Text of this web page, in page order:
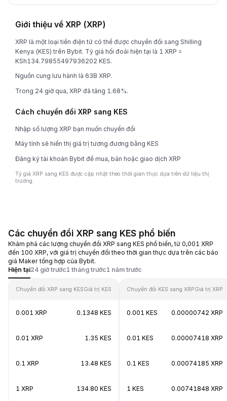
Giới thiệu về XRP (XRP)
XRP là một loại tiền điện tử có thể được chuyển đổi sang Shilling
Kenya (KES) trên Bybit. Tỷ giá hối đoái hiện tại là 1 XRP =
KSh134.79855497936202 KES.
Nguồn cung lưu hành là 63B XRP.
Trong 24 giờ qua, XRP đã tăng 1.68%.
Cách chuyển đổi XRP sang KES
Nhập số lượng XRP bạn muốn chuyển đổi
Máy tính sẽ hiển thị giá trị tương đương bằng KES
Đăng ký tài khoản Bybit để mua, bán hoặc giao dịch XRP
Tỷ giá XRP sang KES được cập nhật theo thời gian thực dựa trên dữ liệu thị
trường.
Các chuyển đổi XRP sang KES phổ biến
Khám phá các lượng chuyển đổi XRP sang KES phổ biến, từ 0,001 XRP
đến 100 XRP, với giá trị chuyển đổi theo thời gian thực dựa trên các báo
giá Maker tổng hợp của Bybit.
Hiện tại24 giờ trước1 tháng trước1 năm trước
Chuyển đổi XRP sang KESGiá trị KES
0.001 XRP 0.1348 KES
0.01 XRP 1.35 KES
0.1 XRP 13.48 KES
1 XRP 134.80 KES
Chuyển đổi KES sang XRPGiá trị XRP
0.001 KES 0.00000742 XRP
0.01 KES 0.00007418 XRP
0.1 KES 0.00074185 XRP
1 KES 0.00741848 XRP